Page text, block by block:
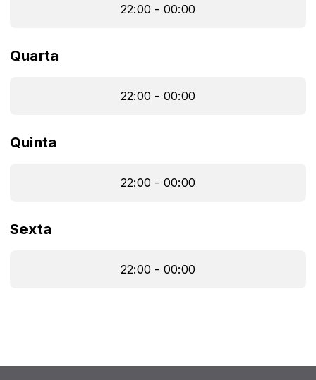
22:00 - 00:00
Quarta
22:00 - 00:00
Quinta
22:00 - 00:00
Sexta
22:00 - 00:00